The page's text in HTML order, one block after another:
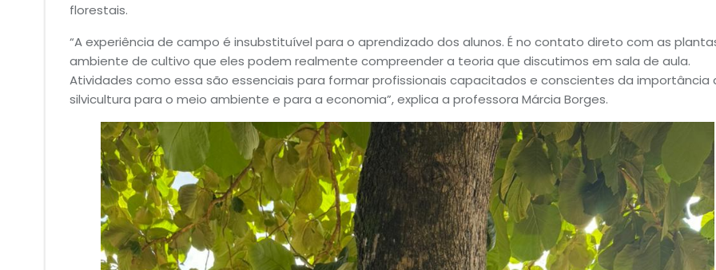
florestais.
“A experiência de campo é insubstituível para o aprendizado dos alunos. É no contato direto com as
ambiente de cultivo que eles podem realmente compreender a teoria que discutimos em sala de aula.
Atividades como essa são essenciais para formar profissionais capacitados e conscientes da importância
silvicultura para o meio ambiente e para a economia”, explica a professora Márcia Borges.